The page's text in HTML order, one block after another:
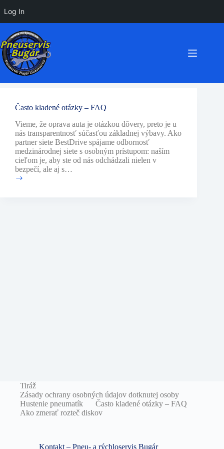
Log In
obsah
Často kladené otázky – FAQ
Vieme, že oprava auta je otázkou dôvery, preto je u
nás transparentnosť súčasťou základnej výbavy. Ako
partner siete BestDrive spájame odbornosť
medzinárodnej siete s osobným prístupom: naším
cieľom je, aby ste od nás odchádzali nielen v
bezpečí, ale aj s…
Často
Tiráž
Zásady ochrany osobných údajov dotknutej osoby
Hustenie pneumatík
Často kladené otázky – FAQ
Ako zmerať rozteč diskov
Kontakt – Pneu- a rýchloservis Bugár